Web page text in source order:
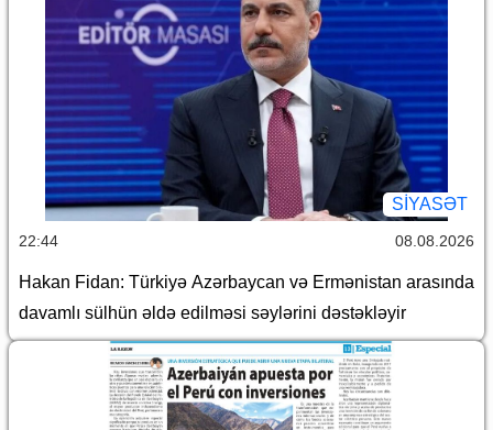
SİYASƏT
22:44 08.08.2026
Hakan Fidan: Türkiyə Azərbaycan və Ermənistan arasında
davamlı sülhün əldə edilməsi səylərini dəstəkləyir